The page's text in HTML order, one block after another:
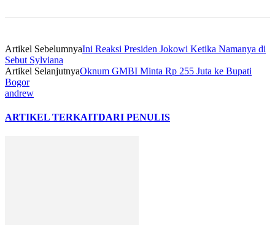
Artikel SebelumnyaIni Reaksi Presiden Jokowi Ketika Namanya di
Sebut Sylviana
Artikel SelanjutnyaOknum GMBI Minta Rp 255 Juta ke Bupati
Bogor
andrew
ARTIKEL TERKAITDARI PENULIS